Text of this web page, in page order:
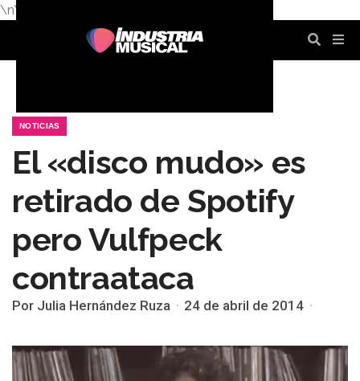
\n\n
NOTICIAS
El «disco mudo» es
retirado de Spotify
pero Vulfpeck
contraataca
Por Julia Hernández Ruza 24 de abril de 2014